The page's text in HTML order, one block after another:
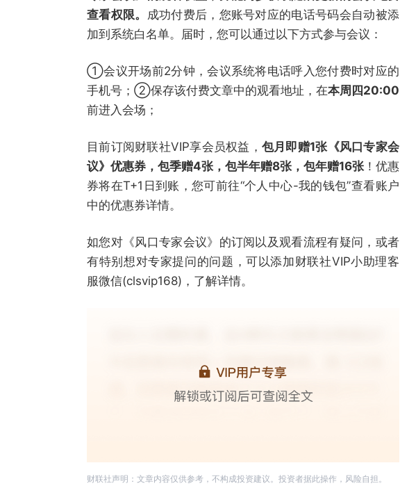
查看权限。 成功付费后，您账号对应的电话号码会自动被添
加到系统白名单。届时，您可以通过以下方式参与会议：
①会议开场前2分钟，会议系统将电话呼入您付费时对应的
手机号；②保存该付费文章中的观看地址，在本周四20:00
前进入会场；
目前订阅财联社VIP享会员权益， 包月即赠1张《风口专家会
议》优惠券，包季赠4张，包半年赠8张，包年赠16张！优惠
券将在T+1日到账，您可前往“个人中心-我的钱包”查看账户
中的优惠券详情。
如您对《风口专家会议》的订阅以及观看流程有疑问，或者
有特别想对专家提问的问题，可以添加财联社VIP小助理客
服微信(clsvip168)，了解详情。
财联社声明：文章内容仅供参考，不构成投资建议。投资者据此操作，风险自担。